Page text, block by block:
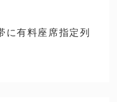
に有料座席指定列